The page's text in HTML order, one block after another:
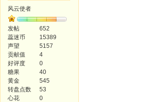
风云使者
发帖
652
蕊迷币
15389
声望
5157
贡献值
4
好评度
0
糖果
40
黄金
545
转盘点数
53
心花
0